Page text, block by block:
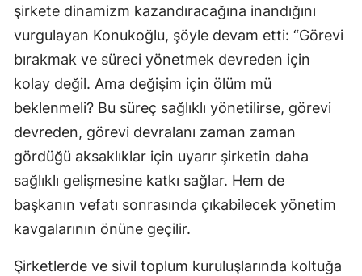
şirkete dinamizm kazandıracağına inandığını
vurgulayan Konukoğlu, şöyle devam etti: “Görevi
bırakmak ve süreci yönetmek devreden için
kolay değil. Ama değişim için ölüm mü
beklenmeli? Bu süreç sağlıklı yönetilirse, görevi
devreden, görevi devralanı zaman zaman
gördüğü aksaklıklar için uyarır şirketin daha
sağlıklı gelişmesine katkı sağlar. Hem de
başkanın vefatı sonrasında çıkabilecek yönetim
kavgalarının önüne geçilir.
Şirketlerde ve sivil toplum kuruluşlarında koltuğa